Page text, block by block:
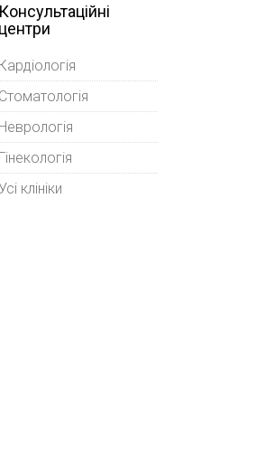
Консультаційні
центри
Кардіологія
Стоматологія
Неврологія
Гінекологія
клініки